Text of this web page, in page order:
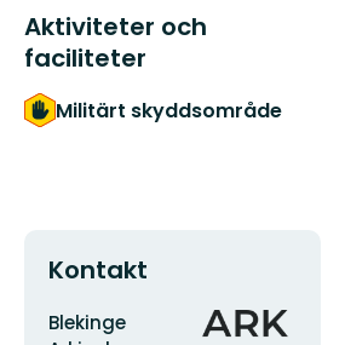
Aktiviteter och
faciliteter
Militärt skyddsområde
Kontakt
Adress
Blekinge
Organisationens